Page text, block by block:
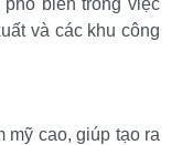
và các khu công
mỹ cao, giúp tạo ra